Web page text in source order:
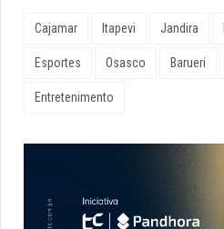
Cajamar Itapevi Jandira
Esportes Osasco Barueri
Entretenimento